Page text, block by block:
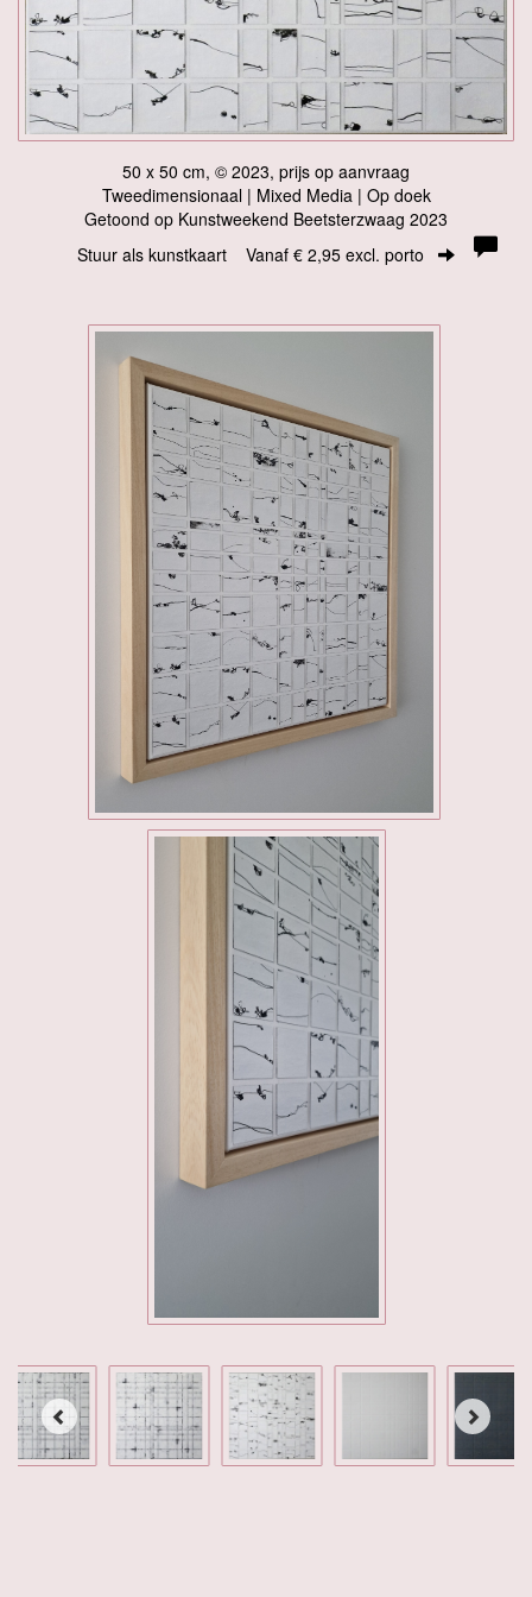
50 x 50 cm, © 2023, prijs op aanvraag
Tweedimensionaal | Mixed Media | Op doek
Getoond op Kunstweekend Beetsterzwaag 2023
Stuur als kunstkaart Vanaf € 2,95 excl. porto